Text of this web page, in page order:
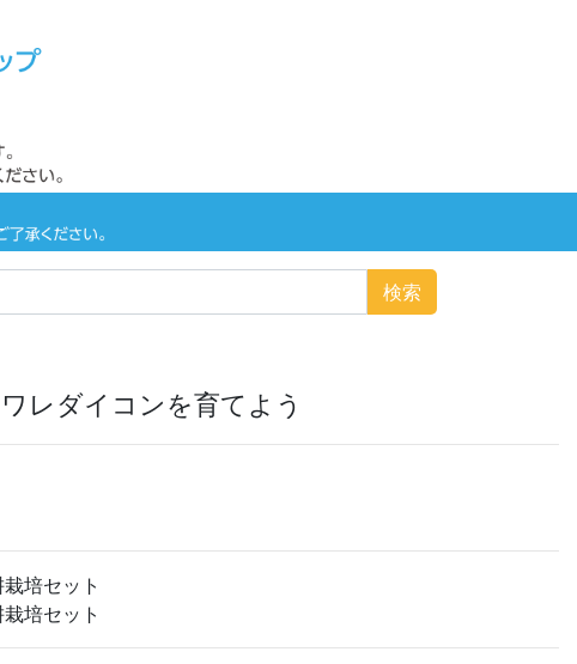
検索
レダイコンを育てよう
培セット
培セット